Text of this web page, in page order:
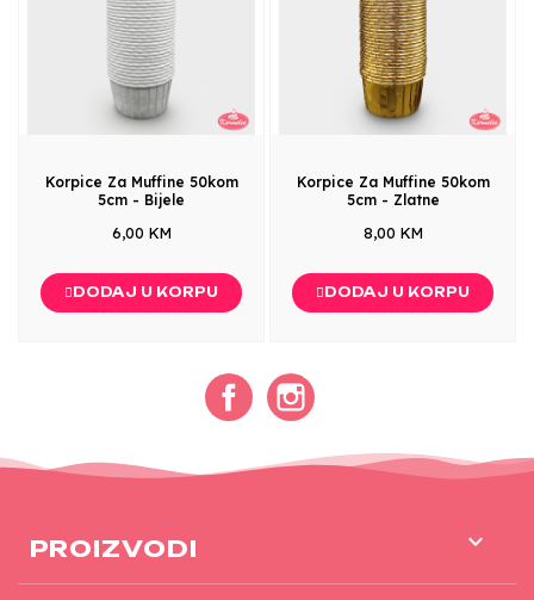
Korpice Za Muffine 50kom
5cm - Bijele
6,00 KM
DODAJ U KORPU
Korpice Za Muffine 50kom
5cm - Zlatne
8,00 KM
DODAJ U KORPU
Facebook
PROIZVODI 